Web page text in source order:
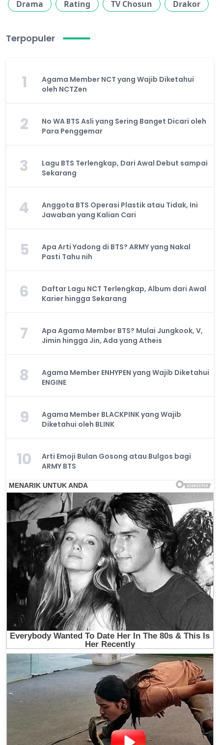
Drama Rating TV Chosun Drakor
Terpopuler
1
Agama Member NCT yang Wajib Diketahui
oleh NCTZen
2
No WA BTS Asli yang Sering Banget Dicari oleh
Para Penggemar
3
Lagu BTS Terlengkap, Dari Awal Debut sampai
Sekarang
4
Anggota BTS Operasi Plastik atau Tidak, Ini
Jawaban yang Kalian Cari
5
Apa Arti Yadong di BTS? ARMY yang Nakal
Pasti Tahu nih
6
Daftar Lagu NCT Terlengkap, Album dari Awal
Karier hingga Sekarang
7
Apa Agama Member BTS? Mulai Jungkook, V,
Jimin hingga Jin, Ada yang Atheis
8
Agama Member ENHYPEN yang Wajib Diketahui
ENGINE
9
Agama Member BLACKPINK yang Wajib
Diketahui oleh BLINK
10
Arti Emoji Bulan Gosong atau Bulgos bagi
ARMY BTS